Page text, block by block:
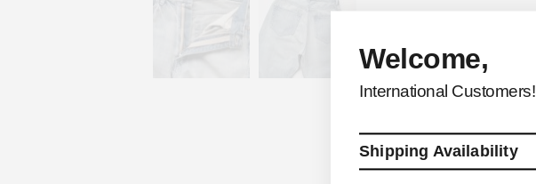
Welcome,
International Customers!
Shipping Availability